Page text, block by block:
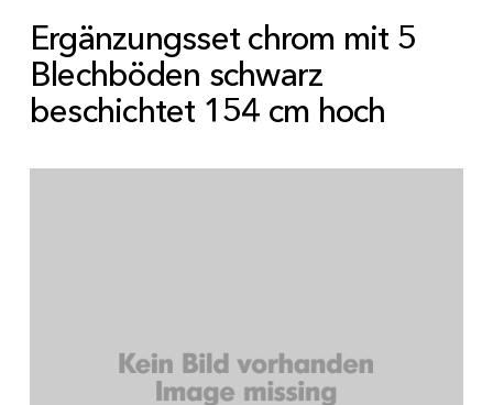
Ergänzungsset chrom mit 5
Blechböden schwarz
beschichtet 154 cm hoch